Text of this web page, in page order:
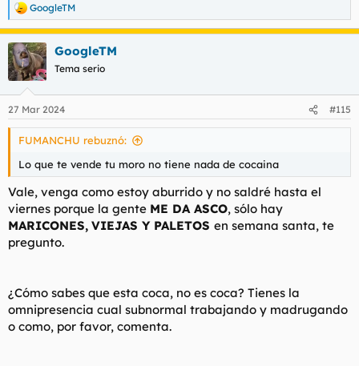
R
e
a
c
c
i
e
s
GoogleTM
GoogleTM
Tema serio
27 Mar 2024 #115
FUMANCHU rebuznó:
Lo que te vende tu moro no tiene nada de cocaina
Vale, venga como estoy aburrido y no saldré hasta el
viernes porque la gente ME DA ASCO, sólo hay
MARICONES, VIEJAS Y PALETOS en semana santa, te
pregunto.
¿Cómo sabes que esta coca, no es coca? Tienes la
omnipresencia cual subnormal trabajando y madrugando
o como, por favor, comenta.